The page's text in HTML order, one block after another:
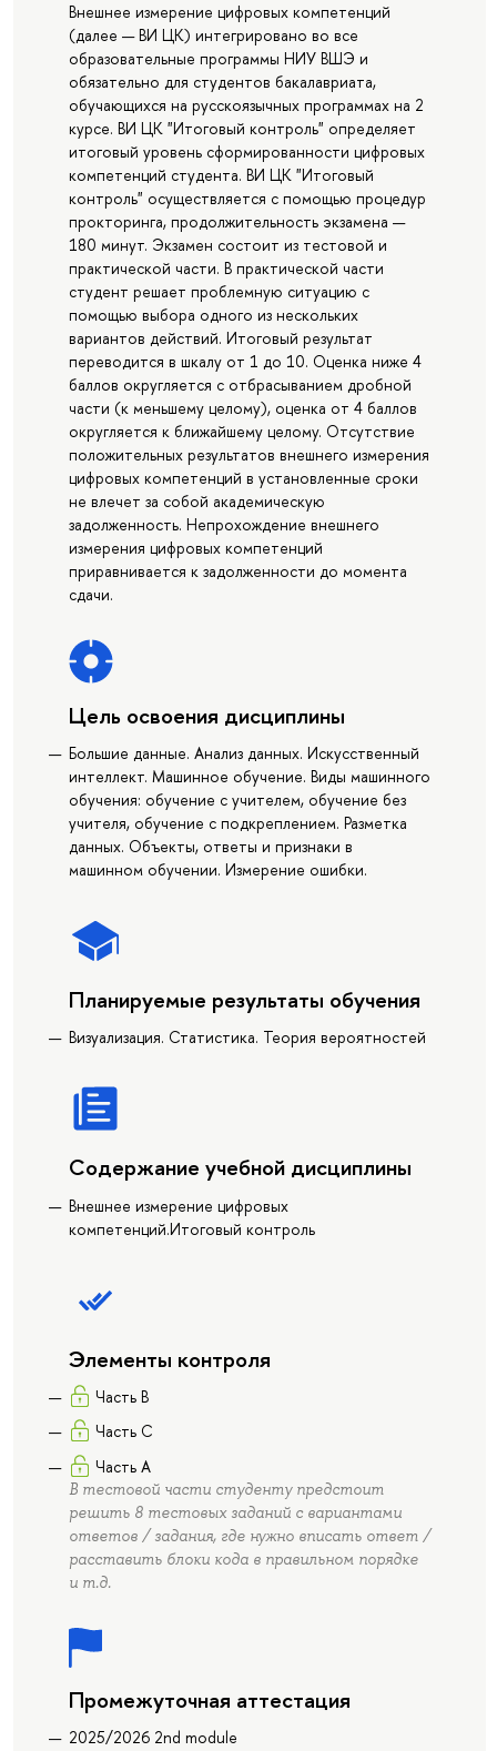
Внешнее измерение цифровых компетенций
(далее — ВИ ЦК) интегрировано во все
образовательные программы НИУ ВШЭ и
обязательно для студентов бакалавриата,
обучающихся на русскоязычных программах на 2
курсе. ВИ ЦК "Итоговый контроль" определяет
итоговый уровень сформированности цифровых
компетенций студента. ВИ ЦК "Итоговый
контроль" осуществляется с помощью процедур
прокторинга, продолжительность экзамена —
180 минут. Экзамен состоит из тестовой и
практической части. В практической части
студент решает проблемную ситуацию с
помощью выбора одного из нескольких
вариантов действий. Итоговый результат
переводится в шкалу от 1 до 10. Оценка ниже 4
баллов округляется с отбрасыванием дробной
части (к меньшему целому), оценка от 4 баллов
округляется к ближайшему целому. Отсутствие
положительных результатов внешнего измерения
цифровых компетенций в установленные сроки
не влечет за собой академическую
задолженность. Непрохождение внешнего
измерения цифровых компетенций
приравнивается к задолженности до момента
сдачи.
Цель освоения дисциплины
Большие данные. Анализ данных. Искусственный
интеллект. Машинное обучение. Виды машинного
обучения: обучение с учителем, обучение без
учителя, обучение с подкреплением. Разметка
данных. Объекты, ответы и признаки в
машинном обучении. Измерение ошибки.
Планируемые результаты обучения
Визуализация. Статистика. Теория вероятностей
Содержание учебной дисциплины
Внешнее измерение цифровых
компетенций.Итоговый контроль
Элементы контроля
Часть B
Часть C
Часть А
В тестовой части студенту предстоит
решить 8 тестовых заданий с вариантами
ответов / задания, где нужно вписать ответ /
расставить блоки кода в правильном порядке
и т.д.
Промежуточная аттестация
2025/2026 2nd module